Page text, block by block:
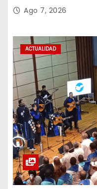
Ago 7, 2026
ACTUALIDAD